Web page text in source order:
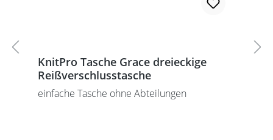
KnitPro Tasche Grace dreieckige
Reißverschlusstasche
einfache Tasche ohne Abteilungen